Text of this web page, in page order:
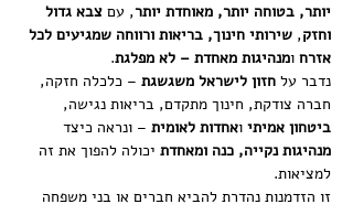
יותר, בטוחה יותר, מאוחדת יותר, עם צבא גדול
וחזק, שירותי חינוך, בריאות ורווחה שמגיעים לכל
אזרח ומנהיגות מאחדת – לא מפלגת.
נדבר על חזון לישראל משגשגת – כלכלה חזקה,
חברה צודקת, חינוך מתקדם, בריאות נגישה,
ביטחון אמיתי ואחדות לאומית – ונראה כיצד
מנהיגות נקייה, כנה ומאחדת יכולה להפוך את זה
למציאות.
זו הזדמנות נהדרת להביא חברים או בני משפחה